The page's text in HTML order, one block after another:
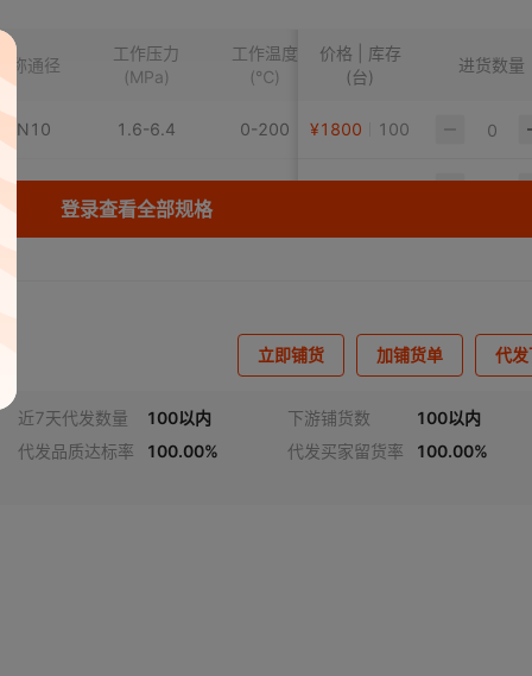
公称通径
工作压力
(MPa)
工作温度
(℃)
价格 | 库存
(台)
进货数量
DN10 1.6-6.4 0-200 ¥1800 100
DN15 1.6-6.4 0-200 ¥1800 100
0-200 ¥2000 100
DN50 1.6-6.4 ¥2200
登录查看全部规格
立即铺货 加铺货单 代
近7天代发数量 100以内 下游铺货数
100以内
代发品质达标率 100.00% 代发买家留货率
100.00%